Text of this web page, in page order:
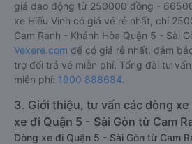
giá dao động từ 250000 đồng -
xe Hiếu Vinh có giá vé rẻ nhất, chỉ
Cam Ranh - Khánh Hòa Quận 5 - Sài
Vexere.com để có giá rẻ nhất, đảm
trợ đổi trả vé miễn phí. Tổng đài tư
miễn phí: 1900 888684.
3. Giới thiệu, tư vấn các dòng
xe đi Quận 5 - Sài Gòn từ Cam
Dòng xe đi Quận 5 - Sài Gòn từ Cam